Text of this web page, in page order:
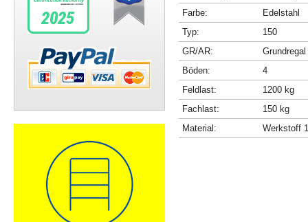
Farbe:
Edelstahl
Typ:
150
GR/AR:
Grundregal
Böden:
4
Feldlast:
1200 kg
Fachlast:
150 kg
Material:
Werkstoff